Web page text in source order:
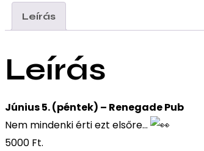
Leírás
Leírás
Június 5. (péntek) – Renegade Pub
Nem mindenki érti ezt elsőre…
5000 Ft.